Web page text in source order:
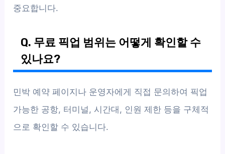
중요합니다.
Q. 무료 픽업 범위는 어떻게 확인할 수
있나요?
민박 예약 페이지나 운영자에게 직접 문의하여 픽업
가능한 공항, 터미널, 시간대, 인원 제한 등을 구체적
으로 확인할 수 있습니다.